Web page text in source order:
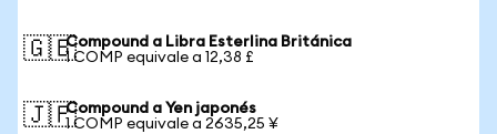
🇬🇧Compound a Libra Esterlina Británica
1 COMP equivale a 12,38 £
🇯🇵Compound a Yen japonés
1 COMP equivale a 2635,25 ¥